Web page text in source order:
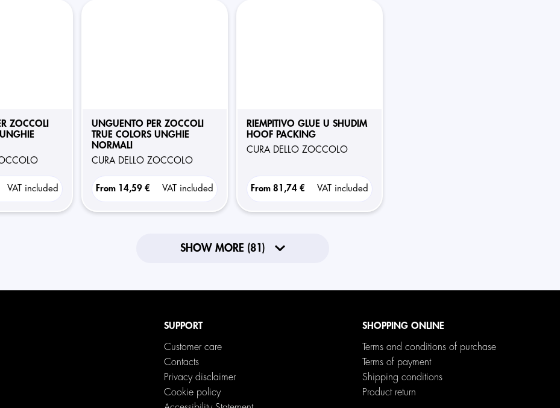
ZOCCOLI
VAT included
UNGUENTO PER ZOCCOLI
TRUE COLORS UNGHIE
NORMALI
CURA DELLO ZOCCOLO
From14,59 € VAT included
RIEMPITIVO GLUE U SHUDIM
HOOF PACKING
CURA DELLO ZOCCOLO
From81,74 € VAT included
SHOW MORE (81)
SUPPORT
Customer care
Contacts
Privacy disclaimer
Cookie policy
SHOPPING ONLINE
Terms and conditions of purchase
Terms of payment
Shipping conditions
Product return